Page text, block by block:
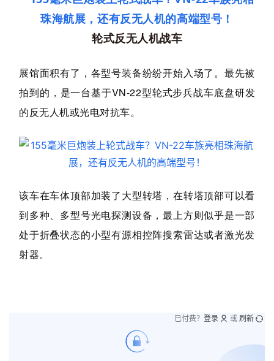
轮式反无人机战车
展馆面积有了，各型号装备纷纷开始入场了。最先被
拍到的，是一台基于VN-22型轮式步兵战车底盘研发
的反无人机或光电对抗车。
该车在车体顶部加装了大型转塔，在转塔顶部可以看
到多种、多型号光电探测设备，最上方则似乎是一部
处于折叠状态的小型有源相控阵搜索雷达或者激光发
射器。
已付费？ 登录 或 刷新